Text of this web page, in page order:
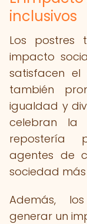
inclusivos
Los postres
impacto
satisfacen
también
igualdad y
celebran la
repostería
agentes de
sociedad más
Además,
generar un